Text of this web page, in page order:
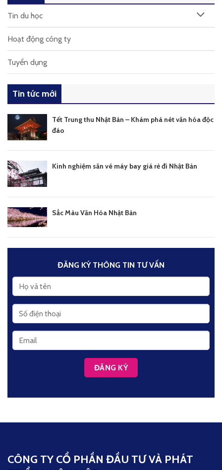
Tin du học
Hoạt động công ty
Tuyển dụng
Tin tức mới
Tết Trung thu Nhật Bản – Khám phá nét văn hóa độc
đáo
Kinh nghiệm săn vé máy bay giá rẻ đi Nhật Bản
Sắc Màu Văn Hóa Nhật Bản
ĐĂNG KÝ THÔNG TIN TƯ VẤN
CÔNG TY CỔ PHẦN ĐẦU TƯ VÀ PHÁT